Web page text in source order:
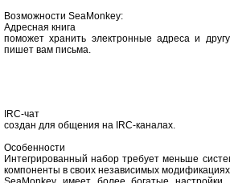
Возможности SeaMonkey:
Адресная книга
поможет хранить электронные адреса и
пишет вам письма.
IRC-чат
создан для общения на IRC-каналах.
Особенности
Интегрированный набор требует меньше
компоненты в своих независимых